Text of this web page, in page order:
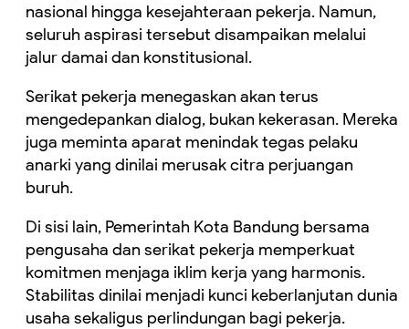
nasional hingga kesejahteraan pekerja. Namun,
seluruh aspirasi tersebut disampaikan melalui
jalur damai dan konstitusional.
Serikat pekerja menegaskan akan terus
mengedepankan dialog, bukan kekerasan. Mereka
juga meminta aparat menindak tegas pelaku
anarki yang dinilai merusak citra perjuangan
buruh.
Di sisi lain, Pemerintah Kota Bandung bersama
pengusaha dan serikat pekerja memperkuat
komitmen menjaga iklim kerja yang harmonis.
Stabilitas dinilai menjadi kunci keberlanjutan dunia
usaha sekaligus perlindungan bagi pekerja.